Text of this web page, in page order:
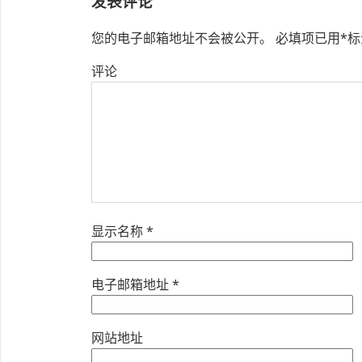
您的电子邮箱地址不会被公开。 必填项已用*
评论
显示名称*
电子邮箱地址*
网站地址